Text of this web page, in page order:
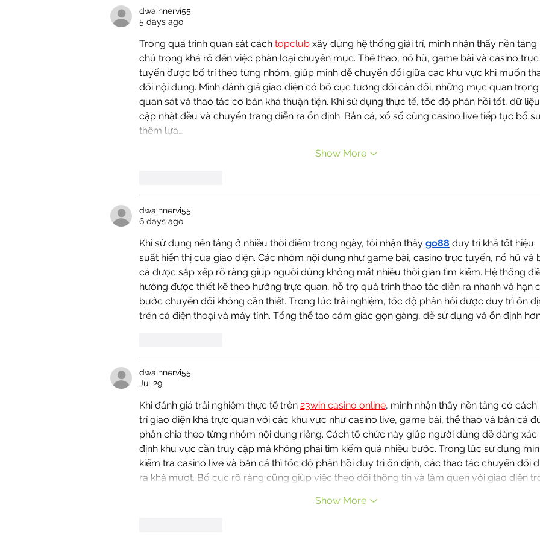
dwainnervi55
5 days ago
Trong quá trình quan sát cách topclub xây dựng hệ thống giải trí, mình nhận thấy nền tảng
chú trọng khá rõ đến việc phân loại chuyên mục. Thể thao, nổ hũ, game bài và casino trực
tuyến được bố trí theo từng nhóm, giúp mình dễ chuyển đổi giữa các khu vực khi muốn
đổi nội dung. Mình đánh giá giao diện có bố cục tương đối cân đối, những mục quan
quan sát và thao tác cơ bản khá thuận tiện. Khi sử dụng thực tế, tốc độ phản hồi tốt, dữ liệu
cập nhật đều và chuyển trang diễn ra ổn định. Bắn cá, xổ số cùng casino live tiếp tục bổ
thêm lựa…
Show More
dwainnervi55
6 days ago
Khi sử dụng nền tảng ở nhiều thời điểm trong ngày, tôi nhận thấy go88 duy trì khá tốt hiệu
suất hiển thị của giao diện. Các nhóm nội dung như game bài, casino trực tuyến, nổ hũ và
cá được sắp xếp rõ ràng giúp người dùng không mất nhiều thời gian tìm kiếm. Hệ thống
hướng được thiết kế theo hướng trực quan, hỗ trợ quá trình thao tác diễn ra nhanh và hạn
bước chuyển đổi không cần thiết. Trong lúc trải nghiệm, tốc độ phản hồi được duy trì ổn
trên cả điện thoại và máy tính. Tổng thể tạo cảm giác gọn gàng, dễ sử dụng và ổn định
dwainnervi55
Jul 29
Khi đánh giá trải nghiệm thực tế trên 23win casino online, mình nhận thấy nền tảng có cách
trí giao diện khá trực quan với các khu vực như casino live, game bài, thể thao và bắn cá
phân chia theo từng nhóm nội dung riêng. Cách tổ chức này giúp người dùng dễ dàng xác
định khu vực cần truy cập mà không phải tìm kiếm quá nhiều bước. Trong lúc sử dụng
kiểm tra casino live và bắn cá thì tốc độ phản hồi duy trì ổn định, các thao tác chuyển đổi
ra khá mượt. Bố cục rõ ràng cũng giúp việc theo dõi thông tin và làm quen với giao diện
Show More